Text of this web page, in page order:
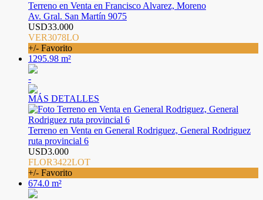
Terreno en Venta en Francisco Alvarez, Moreno
Av. Gral. San Martín 9075
USD33.000
VER3078LO
+/- Favorito
1295.98 m²
-
MÁS DETALLES
Terreno en Venta en General Rodriguez, General Rodriguez
ruta provincial 6
USD3.000
FLOR3422LOT
+/- Favorito
674.0 m²